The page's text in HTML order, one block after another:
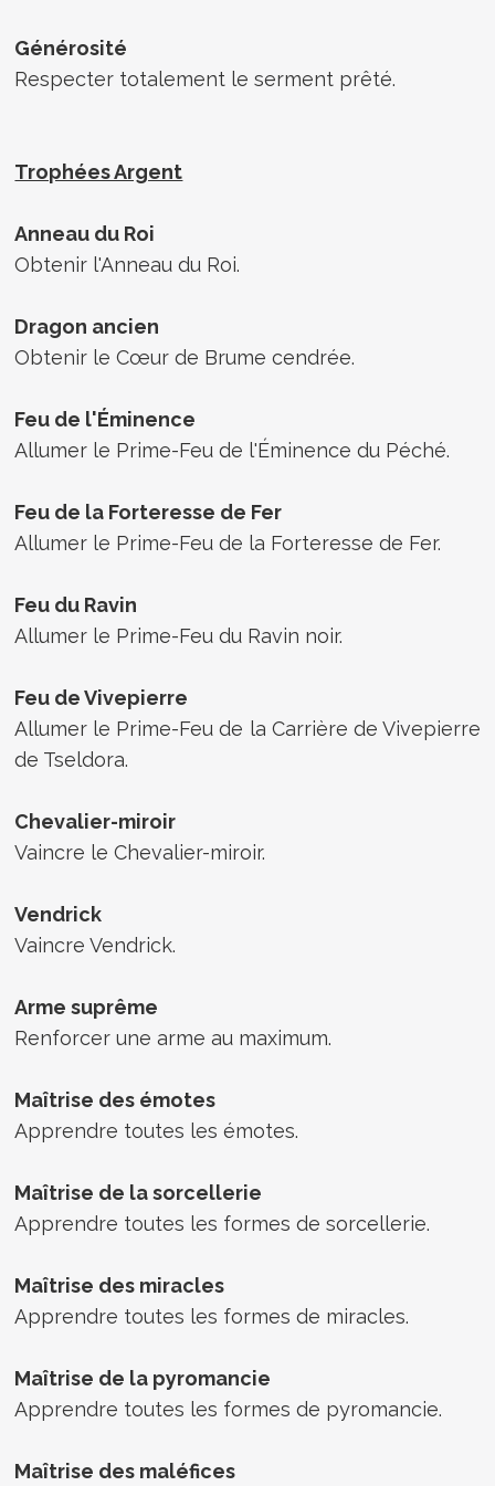
Générosité
Respecter totalement le serment prêté.
Trophées Argent
Anneau du Roi
Obtenir l'Anneau du Roi.
Dragon ancien
Obtenir le Cœur de Brume cendrée.
Feu de l'Éminence
Allumer le Prime-Feu de l'Éminence du Péché.
Feu de la Forteresse de Fer
Allumer le Prime-Feu de la Forteresse de Fer.
Feu du Ravin
Allumer le Prime-Feu du Ravin noir.
Feu de Vivepierre
Allumer le Prime-Feu de la Carrière de Vivepierre
de Tseldora.
Chevalier-miroir
Vaincre le Chevalier-miroir.
Vendrick
Vaincre Vendrick.
Arme suprême
Renforcer une arme au maximum.
Maîtrise des émotes
Apprendre toutes les émotes.
Maîtrise de la sorcellerie
Apprendre toutes les formes de sorcellerie.
Maîtrise des miracles
Apprendre toutes les formes de miracles.
Maîtrise de la pyromancie
Apprendre toutes les formes de pyromancie.
Maîtrise des maléfices